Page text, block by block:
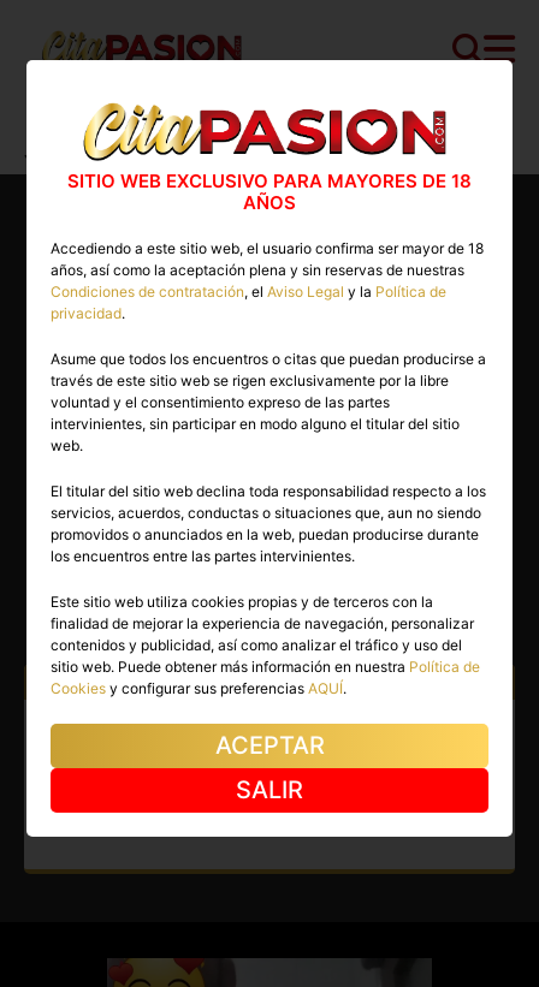
Cita PASION.COM>Boys >Toledo>Toledo capital
Juan
33 años
JUAN
Toledo capital(Toledo)
(2)
Atiendo a: Mujeres Parejas
Boy en Toledo capital.
Auténtico capricho español
solo para mujeres. ¡Solo email!
SITIO WEB EXCLUSIVO PARA MAYORES DE 18
AÑOS
Accediendo a este sitio web, el usuario confirma ser mayor de 18
años, así como la aceptación plena y sin reservas de nuestras
Condiciones de contratación, elAviso Legal y la Política de
privacidad.
Asume que todos los encuentros o citas que puedan producirse a
través de este sitio web se rigen exclusivamente por la libre
voluntad y el consentimiento expreso de las partes
intervinientes, sin participar en modo alguno el titular del sitio
web.
El titular del sitio web declina toda responsabilidad respecto a los
servicios, acuerdos, conductas o situaciones que, aun no siendo
promovidos o anunciados en la web, puedan producirse durante
los encuentros entre las partes intervinientes.
Este sitio web utiliza cookies propias y de terceros con la
finalidad de mejorar la experiencia de navegación, personalizar
contenidos y publicidad, así como analizar el tráfico y uso del
sitio web. Puede obtener más información en nuestra Política de
Cookies y configurar sus preferenciasAQUÍ.
ACEPTAR
SALIR